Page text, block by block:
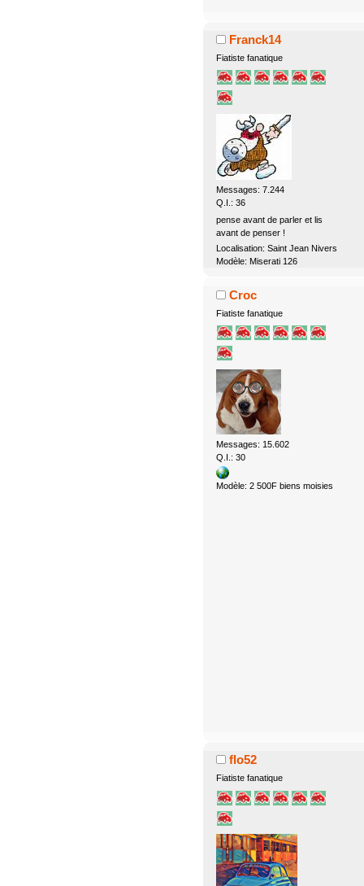
Franck14
Fiatiste fanatique
Messages: 7.244
Q.I.: 36
pense avant de parler et lis
avant de penser !
Localisation: Saint Jean Nivers
Modèle: Miserati 126
Croc
Fiatiste fanatique
Messages: 15.602
Q.I.: 30
Modèle: 2 500F biens moisies
flo52
Fiatiste fanatique